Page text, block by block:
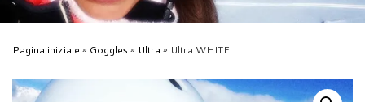
Pagina iniziale » Goggles » Ultra » Ultra WHITE